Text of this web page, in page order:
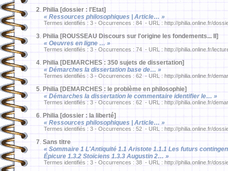
2. Philia [dossier : l'Etat]
« Ressources philosophiques | Article… »
Termes identifiés : 3 - Occurrences : 84 - URL : http://philia.online.fr/
3. Philia [ROUSSEAU Discours sur l'origine les fondements... II]
« Oeuvres en ligne … »
Termes identifiés : 3 - Occurrences : 74 - URL : http://philia.online.fr/
4. Philia [DEMARCHES : 350 sujets de dissertation]
« Démarches la dissertation base de… »
Termes identifiés : 3 - Occurrences : 62 - URL : http://philia.online.fr/
5. Philia [DEMARCHES : le problème en philosophie]
« Démarches la dissertation le commentaire identifier le… »
Termes identifiés : 3 - Occurrences : 62 - URL : http://philia.online.fr/
6. Philia [dossier : la liberté]
« Ressources philosophiques | Article… »
Termes identifiés : 3 - Occurrences : 52 - URL : http://philia.online.fr/
7. Sans titre
« Sommaire 1 L'Antiquité 1.1 Aristote 1.1.1 Les futurs
Épicure 1.3.2 Stoïciens 1.3.3 Augustin 2… »
Termes identifiés : 3 - Occurrences : 38 - URL : http://philia.online.fr/